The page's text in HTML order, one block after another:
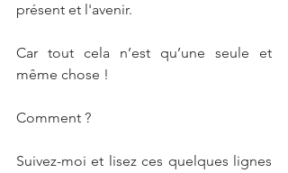
présent et l'avenir.
Car tout cela n’est qu’une seule et
même chose !
Comment ?
Suivez-moi et lisez ces quelques lignes